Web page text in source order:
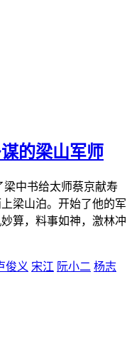
的梁山军师
梁中书给太师蔡京献寿
梁山泊。开始了他的军
算，料事如神，激林冲
俊义 宋江 阮小二 杨志